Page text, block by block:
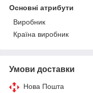
Основні атрибути
Виробник
Країна виробник
Умови доставки
Нова Пошта